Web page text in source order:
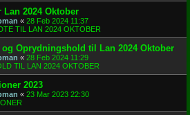
2024 Oktober
« 28 Feb 2024 11:37
TIL LAN 2024 OKTOBER
Oprydningshold til Lan 2024 Oktober
« 28 Feb 2024 11:29
TIL LAN 2024 OKTOBER
2023
« 23 Mar 2023 22:30